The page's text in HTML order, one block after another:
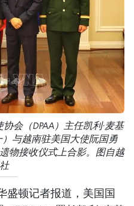
会（DPAA）主任凯利·麦基
）与越南驻美国大使阮国勇
物接收仪式上合影。图自越
顿记者报道，美国国